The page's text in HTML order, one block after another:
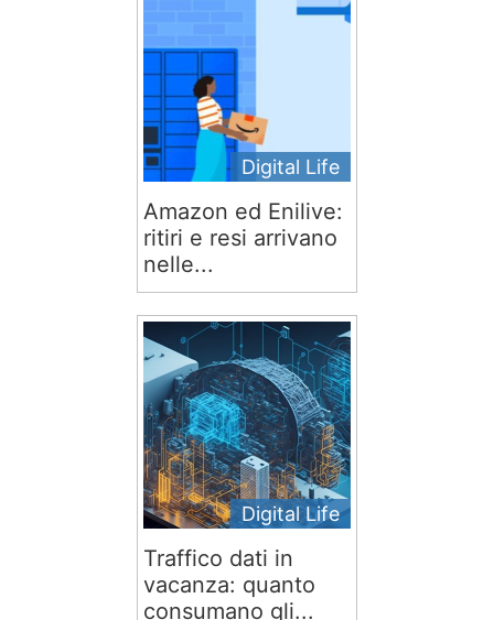
Digital Life
Amazon ed Enilive:
ritiri e resi arrivano
nelle...
Digital Life
Traffico dati in
vacanza: quanto
consumano gli...